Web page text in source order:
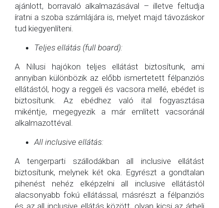
ajánlott, borravaló alkalmazásával – illetve feltudja
íratni a szoba számlájára is, melyet majd távozáskor
tud kiegyenlíteni.
Teljes ellátás (full board):
A Nílusi hajókon teljes ellátást biztosítunk, ami
annyiban különbözik az előbb ismertetett félpanziós
ellátástól, hogy a reggeli és vacsora mellé, ebédet is
biztosítunk. Az ebédhez való ital fogyasztása
mikéntje, megegyezik a már említett vacsoránál
alkalmazottéval.
All inclusive ellátás:
A tengerparti szállodákban all inclusive ellátást
biztosítunk, melynek két oka. Egyrészt a gondtalan
pihenést nehéz elképzelni all inclusive ellátástól
alacsonyabb fokú ellátással, másrészt a félpanziós
és az all inclusive ellátás között, olyan kicsi az árbeli